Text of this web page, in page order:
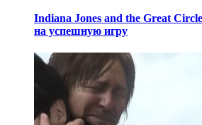
Indiana Jones and the Great
на успешную игру